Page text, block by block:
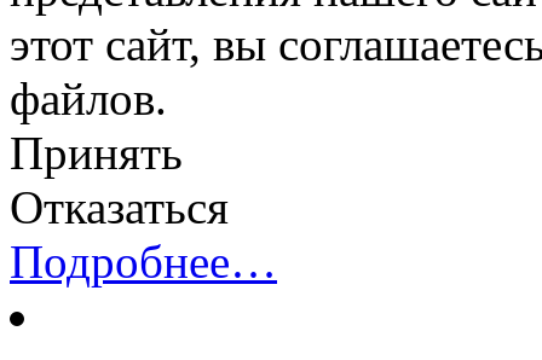
этот сайт, вы
файлов.
Принять
Отказаться
Подробнее…